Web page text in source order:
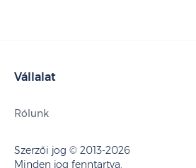
Vállalat
Rólunk
Szerzői jog © 2013-2026
Minden jog fenntartva.